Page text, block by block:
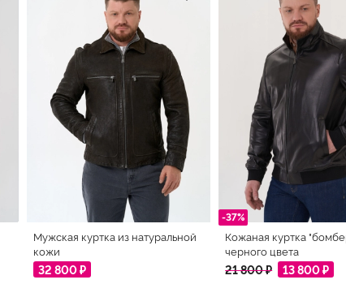
Мужская куртка из натуральной
кожи
32 800 ₽
-37%
Кожаная куртка
черного цвета
21 800 ₽ 13 800 ₽